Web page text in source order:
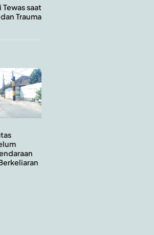
Tewas saat
Trauma